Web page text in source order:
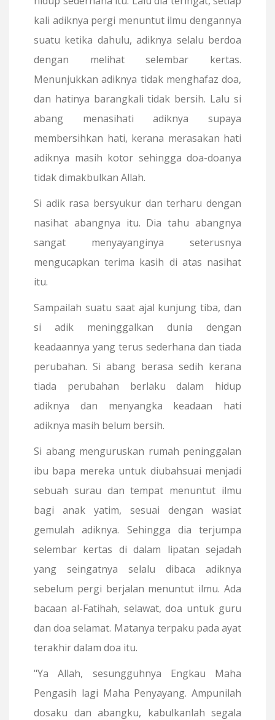
kali adiknya pergi menuntut ilmu dengannya
suatu ketika dahulu, adiknya selalu berdoa
dengan melihat selembar kertas.
Menunjukkan adiknya tidak menghafaz doa,
dan hatinya barangkali tidak bersih. Lalu si
abang menasihati adiknya supaya
membersihkan hati, kerana merasakan hati
adiknya masih kotor sehingga doa-doanya
tidak dimakbulkan Allah.
Si adik rasa bersyukur dan terharu dengan
nasihat abangnya itu. Dia tahu abangnya
sangat menyayanginya seterusnya
mengucapkan terima kasih di atas nasihat
itu.
Sampailah suatu saat ajal kunjung tiba, dan
si adik meninggalkan dunia dengan
keadaannya yang terus sederhana dan tiada
perubahan. Si abang berasa sedih kerana
tiada perubahan berlaku dalam hidup
adiknya dan menyangka keadaan hati
adiknya masih belum bersih.
Si abang menguruskan rumah peninggalan
ibu bapa mereka untuk diubahsuai menjadi
sebuah surau dan tempat menuntut ilmu
bagi anak yatim, sesuai dengan wasiat
gemulah adiknya. Sehingga dia terjumpa
selembar kertas di dalam lipatan sejadah
yang seingatnya selalu dibaca adiknya
sebelum pergi berjalan menuntut ilmu. Ada
bacaan al-Fatihah, selawat, doa untuk guru
dan doa selamat. Matanya terpaku pada ayat
terakhir dalam doa itu.
"Ya Allah, sesungguhnya Engkau Maha
Pengasih lagi Maha Penyayang. Ampunilah
dosaku dan abangku, kabulkanlah segala